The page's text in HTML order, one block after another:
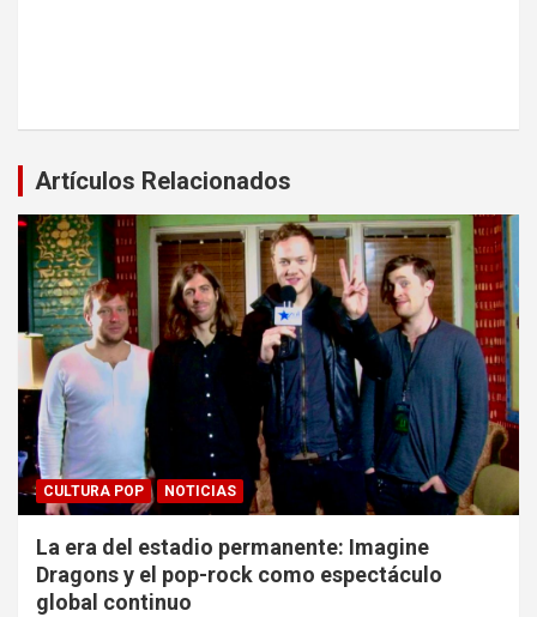
Artículos Relacionados
CULTURA POP NOTICIAS
La era del estadio permanente: Imagine
Dragons y el pop-rock como espectáculo
global continuo